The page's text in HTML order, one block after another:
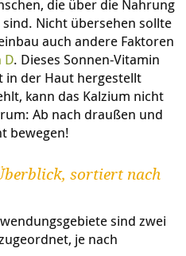
die über die Nahrung
Nicht übersehen sollte
auch andere Faktoren
D. Dieses Sonnen-Vitamin
in der Haut hergestellt
kann das Kalzium nicht
Ab nach draußen und
bewegen!
sortiert nach
sind zwei
je nach